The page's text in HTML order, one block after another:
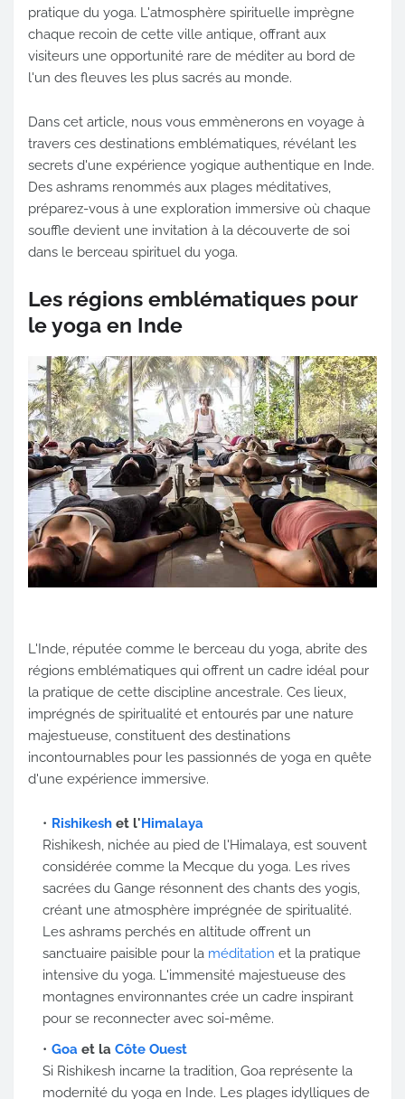
pratique du yoga. L'atmosphère spirituelle imprègne
chaque recoin de cette ville antique, offrant aux
visiteurs une opportunité rare de méditer au bord de
l'un des fleuves les plus sacrés au monde.
Dans cet article, nous vous emmènerons en voyage à
travers ces destinations emblématiques, révélant les
secrets d'une expérience yogique authentique en Inde.
Des ashrams renommés aux plages méditatives,
préparez-vous à une exploration immersive où chaque
souffle devient une invitation à la découverte de soi
dans le berceau spirituel du yoga.
Les régions emblématiques pour
le yoga en Inde
L'Inde, réputée comme le berceau du yoga, abrite des
régions emblématiques qui offrent un cadre idéal pour
la pratique de cette discipline ancestrale. Ces lieux,
imprégnés de spiritualité et entourés par une nature
majestueuse, constituent des destinations
incontournables pour les passionnés de yoga en quête
d'une expérience immersive.
Rishikesh et l' Himalaya
Rishikesh, nichée au pied de l'Himalaya, est souvent
considérée comme la Mecque du yoga. Les rives
sacrées du Gange résonnent des chants des yogis,
créant une atmosphère imprégnée de spiritualité.
Les ashrams perchés en altitude offrent un
sanctuaire paisible pour la méditation et la pratique
intensive du yoga. L'immensité majestueuse des
montagnes environnantes crée un cadre inspirant
pour se reconnecter avec soi-même.
Goa et la Côte Ouest
Si Rishikesh incarne la tradition, Goa représente la
modernité du yoga en Inde. Les plages idylliques de